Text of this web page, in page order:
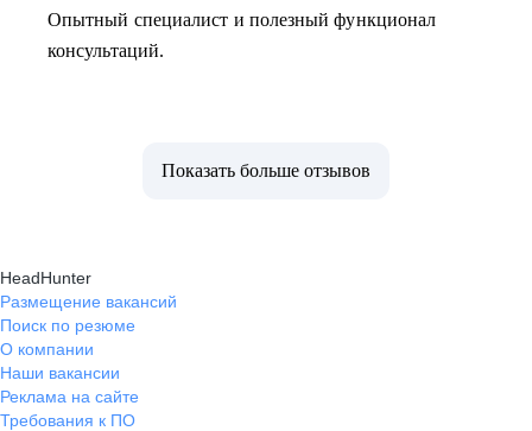
Опытный специалист и полезный функционал
консультаций.
Показать больше отзывов
HeadHunter
Размещение вакансий
Поиск по резюме
О компании
Наши вакансии
Реклама на сайте
Требования к ПО